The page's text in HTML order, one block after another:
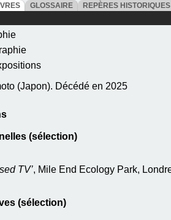
GLOSSAIRE REPÈRES HISTORIQUES